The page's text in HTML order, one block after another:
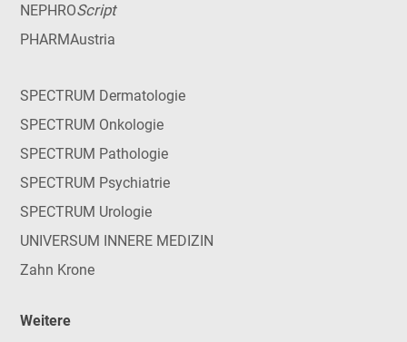
NEPHROScript
PHARMAustria
SPECTRUM Dermatologie
SPECTRUM Onkologie
SPECTRUM Pathologie
SPECTRUM Psychiatrie
SPECTRUM Urologie
UNIVERSUM INNERE MEDIZIN
Zahn Krone
Weitere